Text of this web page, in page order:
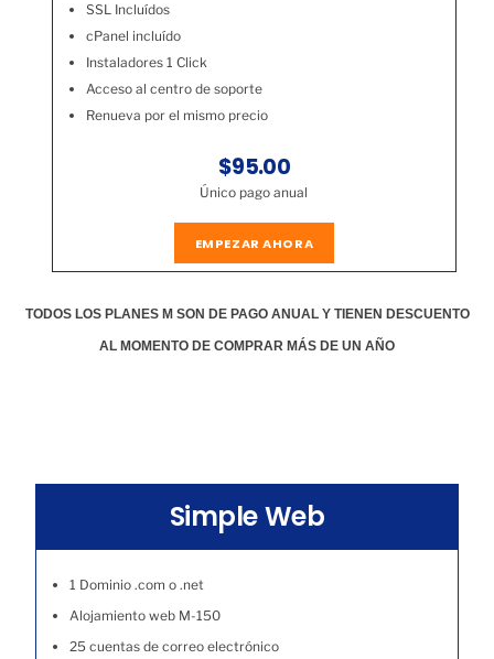
SSL Incluídos
cPanel incluído
Instaladores 1 Click
Acceso al centro de soporte
Renueva por el mismo precio
$95.00
Único pago anual
EMPEZAR AHORA
TODOS LOS PLANES M SON DE PAGO ANUAL Y TIENEN DESCUENTO
AL MOMENTO DE COMPRAR MÁS DE UN AÑO
Simple Web
1 Dominio .com o .net
Alojamiento web M-150
25 cuentas de correo electrónico